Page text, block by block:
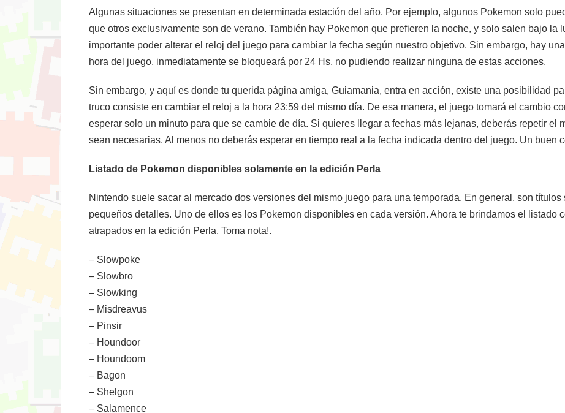
Algunas situaciones se presentan en determinada estación del año. Por ejemplo, algunos Pokemon solo
que otros exclusivamente son de verano. También hay Pokemon que prefieren la noche, y solo salen bajo la
importante poder alterar el reloj del juego para cambiar la fecha según nuestro objetivo. Sin embargo, hay
hora del juego, inmediatamente se bloqueará por 24 Hs, no pudiendo realizar ninguna de estas acciones.
Sin embargo, y aquí es donde tu querida página amiga, Guiamania, entra en acción, existe una posibilidad
truco consiste en cambiar el reloj a la hora 23:59 del mismo día. De esa manera, el juego tomará el cambio
esperar solo un minuto para que se cambie de día. Si quieres llegar a fechas más lejanas, deberás repetir el
sean necesarias. Al menos no deberás esperar en tiempo real a la fecha indicada dentro del juego. Un buen
Listado de Pokemon disponibles solamente en la edición Perla
Nintendo suele sacar al mercado dos versiones del mismo juego para una temporada. En general, son
pequeños detalles. Uno de ellos es los Pokemon disponibles en cada versión. Ahora te brindamos el listado
atrapados en la edición Perla. Toma nota!.
– Slowpoke
– Slowbro
– Slowking
– Misdreavus
– Pinsir
– Houndoor
– Houndoom
– Bagon
– Shelgon
– Salamence